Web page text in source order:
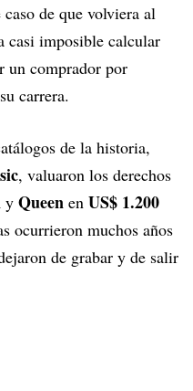
de que volviera al
casi imposible calcular
un comprador por
carrera.
de la historia,
, valuaron los derechos
y Queen en US$ 1.200
ocurrieron muchos años
de grabar y de salir